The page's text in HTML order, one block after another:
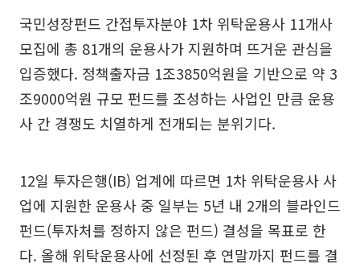
국민성장펀드 간접투자분야 1차 위탁운용사 11개사
모집에 총 81개의 운용사가 지원하며 뜨거운 관심을
입증했다. 정책출자금 1조3850억원을 기반으로 약 3
조9000억원 규모 펀드를 조성하는 사업인 만큼 운용
사 간 경쟁도 치열하게 전개되는 분위기다.
12일 투자은행(IB) 업계에 따르면 1차 위탁운용사 사
업에 지원한 운용사 중 일부는 5년 내 2개의 블라인드
펀드(투자처를 정하지 않은 펀드) 결성을 목표로 한
다. 올해 위탁운용사에 선정된 후 연말까지 펀드를 결